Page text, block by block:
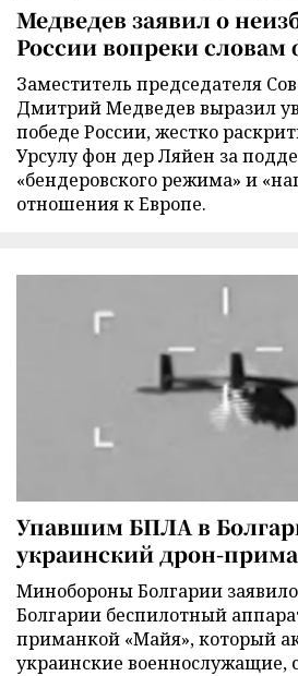
Медведев заявил о
России вопреки
Заместитель председателя
Дмитрий Медведев выразил
победе России, жестко
Урсулу фон дер Ляйен за
«бендеровского режима» и
отношения к Европе.
Упавшим БПЛА в
украинский дрон-
Минобороны Болгарии
Болгарии беспилотный
приманкой «Майя», который
украинские военнослужащие,